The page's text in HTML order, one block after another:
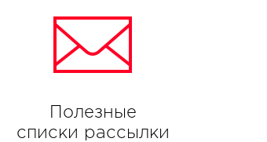
Полезные
списки рассылки